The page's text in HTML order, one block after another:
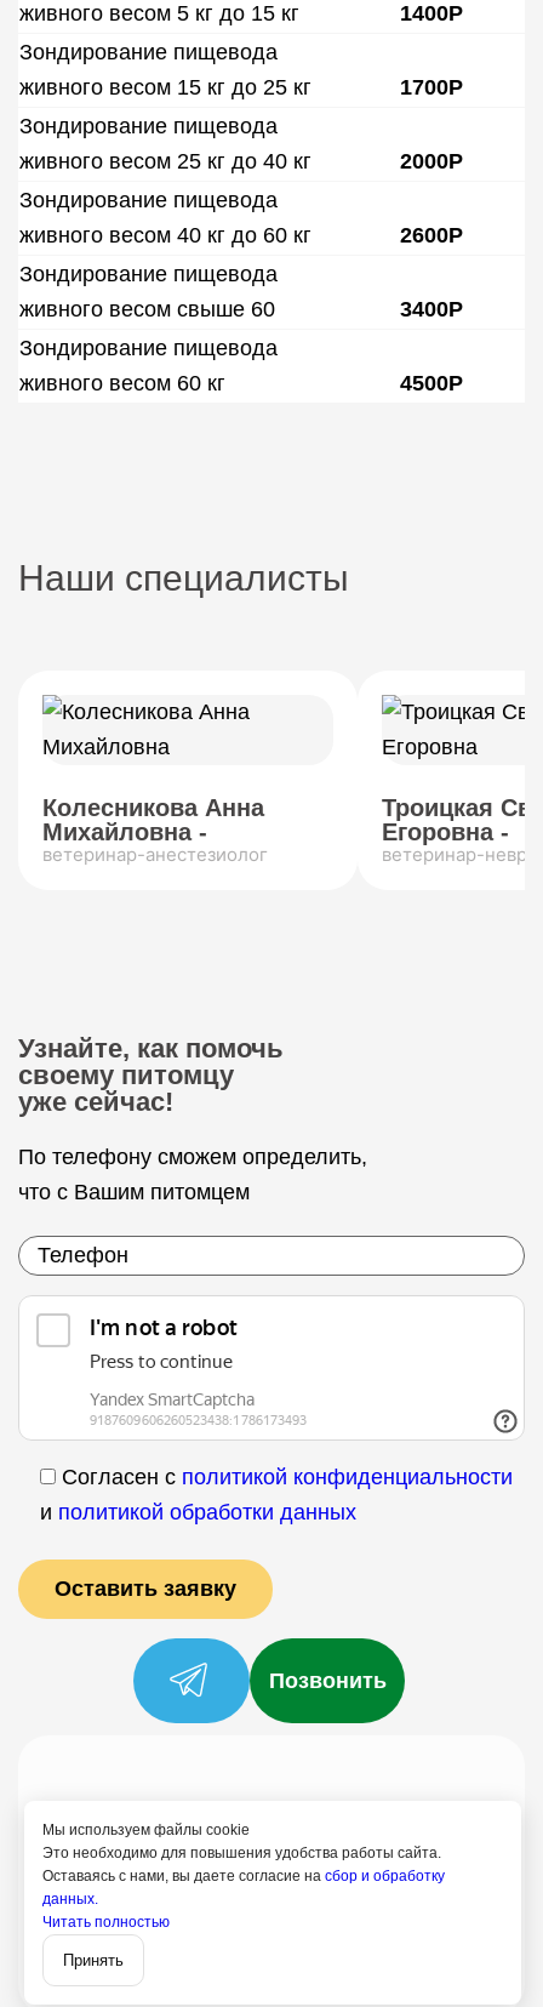
живного весом 5 кг до 15 кг
1400Р
Зондирование пищевода
живного весом 15 кг до 25 кг
1700Р
Зондирование пищевода
живного весом 25 кг до 40 кг
2000Р
Зондирование пищевода
живного весом 40 кг до 60 кг
2600Р
Зондирование пищевода
живного весом свыше 60
3400Р
Зондирование пищевода
живного весом 60 кг
4500Р
Наши специалисты
Колесникова Анна
Михайловна -
ветеринар-анестезиолог
Троицкая
Егоровна -
ветеринар-
Узнайте, как помочь
своему питомцу
уже сейчас!
По телефону сможем определить,
что с Вашим питомцем
Согласен с политикой конфиденциальности
и политикой обработки данных
Мы используем файлы cookie
Это необходимо для повышения удобства работы сайта.
Оставаясь с нами, вы даете согласие на сбор и обработку
данных.
Читать полностью
Принять
Позвонить
Политика конфиденциальности
Согласие на обработку
8 (499) 113-80-28
Реутов